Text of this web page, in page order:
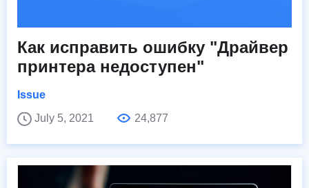
Как исправить ошибку "Драйвер
принтера недоступен"
Issue
July 5, 2021
24,877